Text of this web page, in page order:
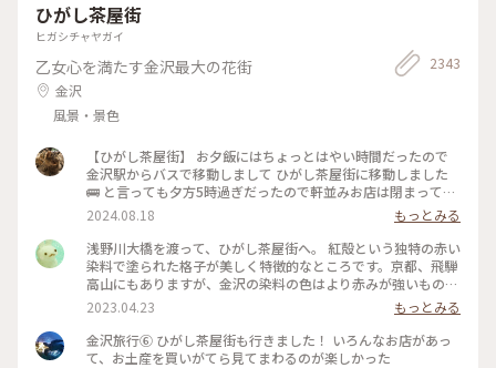
ひがし茶屋街
ヒガシチャヤガイ
乙女心を満たす金沢最大の花街
金沢
風景・景色
2343
【ひがし茶屋街】 お夕飯にはちょっとはやい時間だったので
金沢駅からバスで移動しまして ひがし茶屋街に移動しました
🚌 と言っても夕方5時過ぎだったので軒並みお店は閉まってる
ー😱 お目当てだったカフェも金箔ソフトも油取り紙も買えな
いのー⁈😭な様子でしたが 食べ歩きやお買い物ができない代わ
りに 夕方になりだいぶ涼しくなった古い街並みを 観光客少な
めで堪能できたのでそれはそれでヨシです👍 賑やかなひがし
茶屋街はまた今度のお楽しみに取っておくとして 昔の風情を
堪能しつつ夕涼みのお散歩になりました🚶🚶‍♀️ （2024.8.11） #
古い街並み #ひがし茶屋街 #ひゃくまんさん #夕涼み #お散歩 #
北陸応援旅 #ドライブ旅 #金沢 #ことりっぷ金沢 #クラシカル
な街 #ことりっぷ旅2024
2024.08.18
もっとみる
浅野川大橋を渡って、ひがし茶屋街へ。 紅殻という独特の赤い
染料で塗られた格子が美しく特徴的なところです。京都、飛騨
高山にもありますが、金沢の染料の色はより赤みが強いものだ
そう。 茶屋街以外でも、市内のあちこちでこの木虫籠(きむす
こ)と呼ばれる、むしかごのような細い格子を見かけました。
風情があり素敵です。 東料亭組合の前を通ると、芸妓さんの三
味線のお稽古の音が聞こえてきました。 石畳の上をのんびり
2023.04.23
もっとみる
金沢旅行⑥ ひがし茶屋街も行きました！ いろんなお店があっ
て、お土産を買いがてら見てまわるのが楽しかった